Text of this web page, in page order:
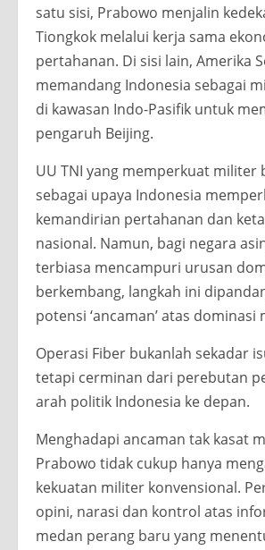
satu sisi, Prabowo menjalin
Tiongkok melalui kerja sama
pertahanan. Di sisi lain, Amerika
memandang Indonesia sebagai
di kawasan Indo-Pasifik untuk
pengaruh Beijing.
UU TNI yang memperkuat militer
sebagai upaya Indonesia
kemandirian pertahanan dan
nasional. Namun, bagi negara
terbiasa mencampuri urusan
berkembang, langkah ini
potensi ‘ancaman’ atas dominasi
Operasi Fiber bukanlah sekadar
tetapi cerminan dari perebutan
arah politik Indonesia ke depan.
Menghadapi ancaman tak kasat
Prabowo tidak cukup hanya
kekuatan militer konvensional.
opini, narasi dan kontrol atas
medan perang baru yang